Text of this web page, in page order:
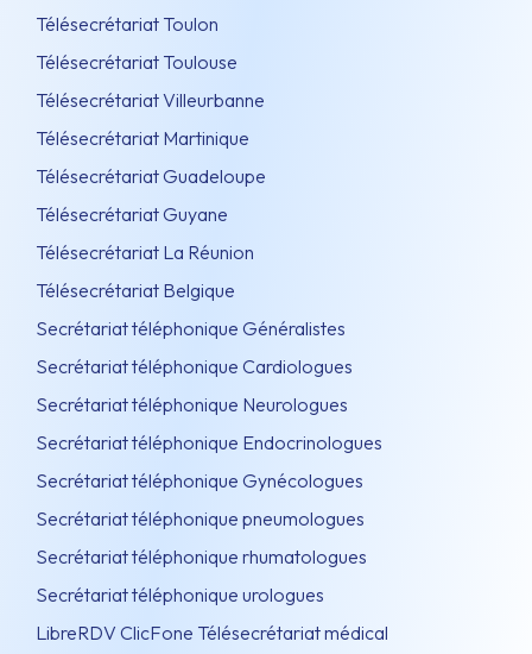
Télésecrétariat Toulon
Télésecrétariat Toulouse
Télésecrétariat Villeurbanne
Télésecrétariat Martinique
Télésecrétariat Guadeloupe
Télésecrétariat Guyane
Télésecrétariat La Réunion
Télésecrétariat Belgique
Secrétariat téléphonique Généralistes
Secrétariat téléphonique Cardiologues
Secrétariat téléphonique Neurologues
Secrétariat téléphonique Endocrinologues
Secrétariat téléphonique Gynécologues
Secrétariat téléphonique pneumologues
Secrétariat téléphonique rhumatologues
Secrétariat téléphonique urologues
LibreRDV ClicFone Télésecrétariat médical